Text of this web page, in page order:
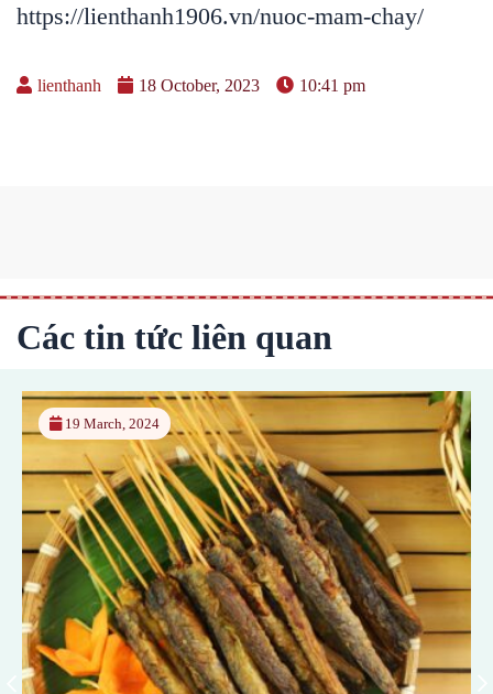
https://lienthanh1906.vn/nuoc-mam-chay/
lienthanh 18 October, 2023 10:41 pm
Các tin tức liên quan
19 March, 2024